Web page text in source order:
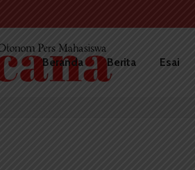
Beranda Berita Esai